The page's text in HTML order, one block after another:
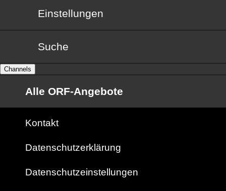
Einstellungen
Suche
Channels
Alle ORF-Angebote
Kontakt
Datenschutzerklärung
Datenschutzeinstellungen